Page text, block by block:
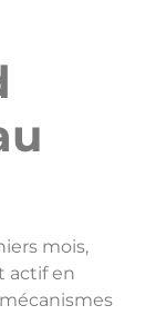
mois,
actif en